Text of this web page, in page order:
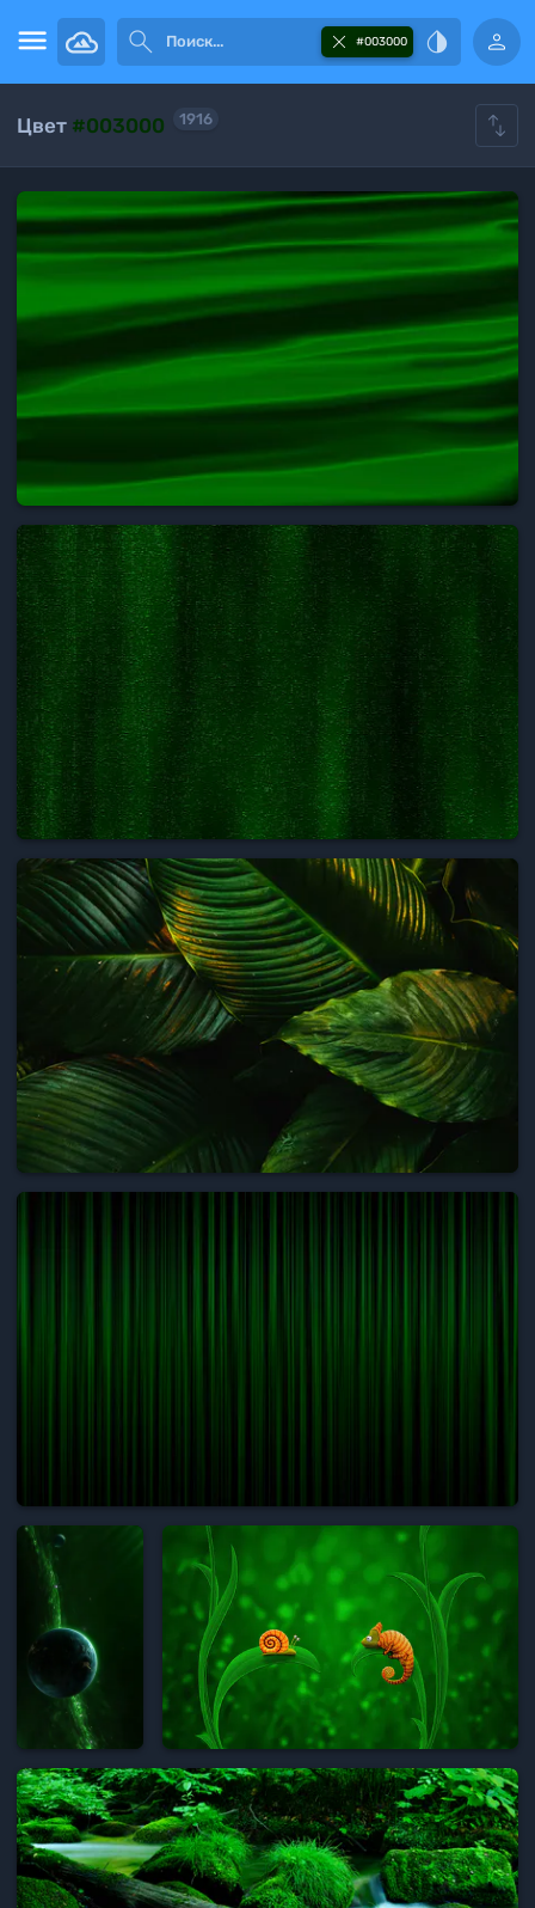
  
 #003000 
Цвет #003000 1916 